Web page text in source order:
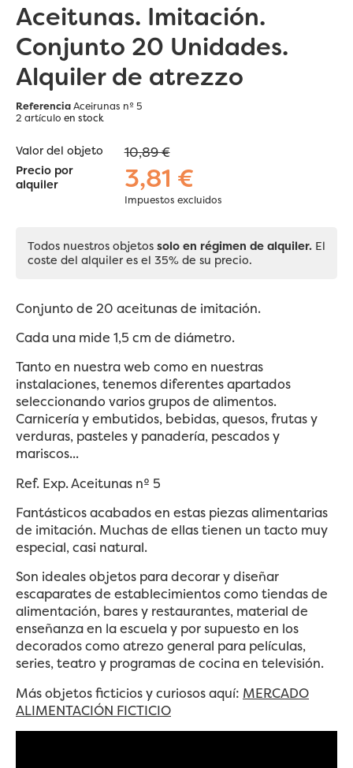
Aceitunas. Imitación.
Conjunto 20 Unidades.
Alquiler de atrezzo
ReferenciaAceirunas nº 5
2 artículo en stock
Valor del objeto 10,89 €
Precio por
alquiler
3,81 €
Impuestos excluidos
Todos nuestros objetos solo en régimen de alquiler. El
coste del alquiler es el 35% de su precio.
Conjunto de 20 aceitunas de imitación.
Cada una mide 1,5 cm de diámetro.
Tanto en nuestra web como en nuestras
instalaciones, tenemos diferentes apartados
seleccionando varios grupos de alimentos.
Carnicería y embutidos, bebidas, quesos, frutas y
verduras, pasteles y panadería, pescados y
mariscos...
Ref. Exp. Aceitunas nº 5
Fantásticos acabados en estas piezas alimentarias
de imitación. Muchas de ellas tienen un tacto muy
especial, casi natural.
Son ideales objetos para decorar y diseñar
escaparates de establecimientos como tiendas de
alimentación, bares y restaurantes, material de
enseñanza en la escuela y por supuesto en los
decorados como atrezo general para películas,
series, teatro y programas de cocina en televisión.
Más objetos ficticios y curiosos aquí: MERCADO
ALIMENTACIÓN FICTICIO